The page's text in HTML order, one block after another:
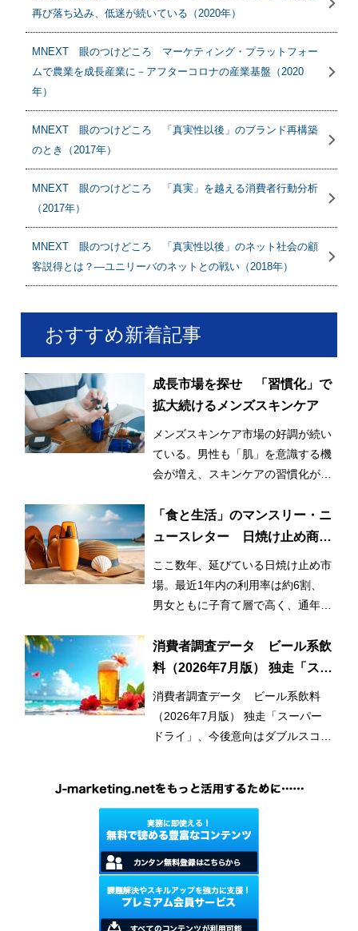
再び落ち込み、低迷が続いている（2020年）
MNEXT 眼のつけどころ マーケティング・プラットフォー
ムで農業を成長産業に－アフターコロナの産業基盤（2020
年）
MNEXT 眼のつけどころ 「真実性以後」のブランド再構築
のとき（2017年）
MNEXT 眼のつけどころ 「真実」を越える消費者行動分析
（2017年）
MNEXT 眼のつけどころ 「真実性以後」のネット社会の顧
客説得とは？―ユニリーバのネットとの戦い（2018年）
おすすめ新着記事
成長市場を探せ 「習慣化」で
拡大続けるメンズスキンケア
メンズスキンケア市場の好調が続い
ている。男性も「肌」を意識する機
会が増え、スキンケアの習慣化が始
「食と生活」のマンスリー・ニ
ュースレター 日焼け止め商品
の利用率が3割増！ 日常的かつ
早期化・長期化する日焼け止め
市場
ここ数年、延びている日焼け止め市
場。最近1年内の利用率は約6割、
男女ともに子育て層で高く、通年利
とつの要因となっている。
消費者調査データ ビール系飲
料（2026年7月版） 独走「スー
パードライ」、今後意向はダブ
ルスコアに
消費者調査データ ビール系飲料
（2026年7月版） 独走「スーパー
ドライ」、今後意向はダブルスコア